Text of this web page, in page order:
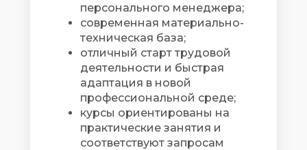
персонального менеджера;
современная материально-
техническая база;
отличный старт трудовой
деятельности и быстрая
адаптация в новой
профессиональной среде;
курсы ориентированы на
практические занятия и
соответствуют запросам